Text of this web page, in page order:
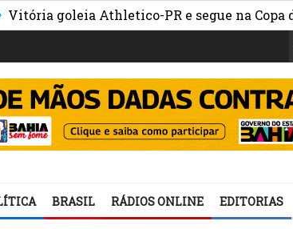
Athletico-PR e segue na Copa do Brasil
BRASIL RÁDIOS ONLINE EDITORIAS